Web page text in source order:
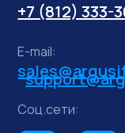
+7 (812) 333-
E-mail:
Соц.сети: